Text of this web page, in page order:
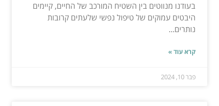
בעודנו מנווטים בין השטיח המורכב של החיים, קיימים
היבטים עמוקים של טיפול נפשי שלעתים קרובות
נותרים...
קרא עוד »
פבר 10, 2024